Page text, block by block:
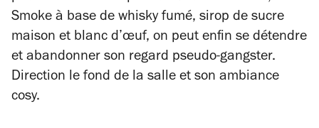
Smoke à base de whisky fumé, sirop de sucre
maison et blanc d’œuf, on peut enfin se détendre
et abandonner son regard pseudo-gangster.
Direction le fond de la salle et son ambiance
cosy.